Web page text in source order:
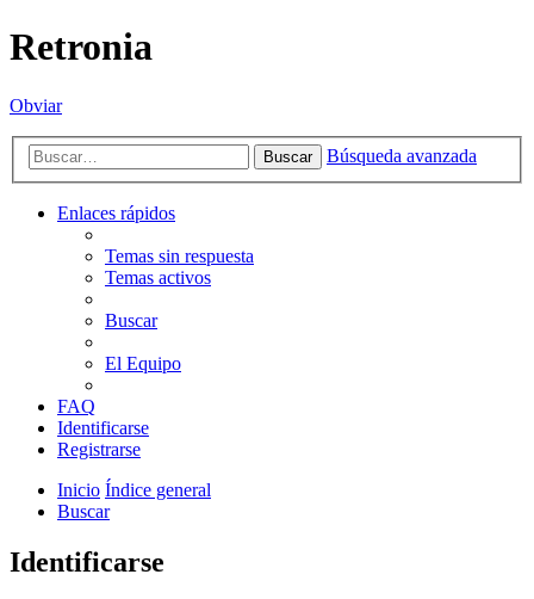
Retronia
Obviar
Buscar Búsqueda avanzada
Enlaces rápidos
Temas sin respuesta
Temas activos
Buscar
El Equipo
FAQ
Identificarse
Registrarse
Inicio Índice general
Buscar
Identificarse